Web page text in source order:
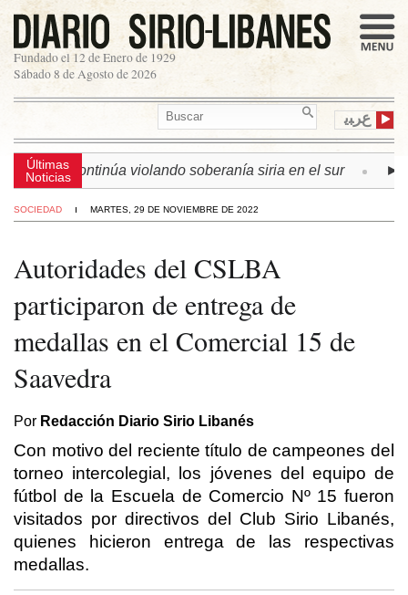
Fundado el 12 de Enero de 1929
Sábado 8 de Agosto de 2026
ﻉﺮﺒﻳ
Últimas
Noticias
israelí continúa violando soberanía siria en el sur ►
SOCIEDAD MARTES, 29 DE NOVIEMBRE DE 2022
Autoridades del CSLBA
participaron de entrega de
medallas en el Comercial 15 de
Saavedra
Por Redacción Diario Sirio Libanés
Con motivo del reciente título de campeones del
torneo intercolegial, los jóvenes del equipo de
fútbol de la Escuela de Comercio Nº 15 fueron
visitados por directivos del Club Sirio Libanés,
quienes hicieron entrega de las respectivas
medallas.